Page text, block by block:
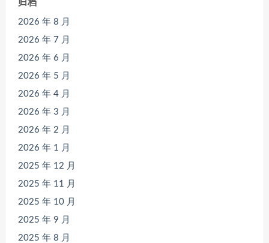
归档
2026 年 8 月
2026 年 7 月
2026 年 6 月
2026 年 5 月
2026 年 4 月
2026 年 3 月
2026 年 2 月
2026 年 1 月
2025 年 12 月
2025 年 11 月
2025 年 10 月
2025 年 9 月
2025 年 8 月